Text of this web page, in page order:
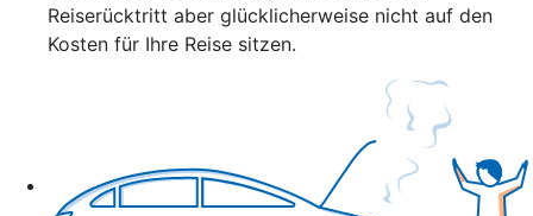
Reiserücktritt aber glücklicherweise nicht auf den
Kosten für Ihre Reise sitzen.